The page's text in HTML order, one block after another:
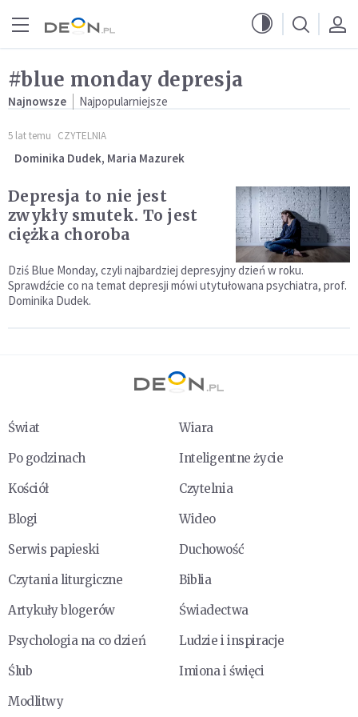
#blue monday depresja
Najnowsze Najpopularniejsze
5 lat temu CZYTELNIA
Dominika Dudek, Maria Mazurek
Depresja to nie jest
zwykły smutek. To jest
ciężka choroba
Dziś Blue Monday, czyli najbardziej depresyjny dzień w roku.
Sprawdźcie co na temat depresji mówi utytułowana psychiatra, prof.
Dominika Dudek.
Świat
Wiara
Po godzinach
Inteligentne życie
Kościół
Czytelnia
Blogi
Wideo
Serwis papieski
Duchowość
Czytania liturgiczne
Biblia
Artykuły blogerów
Świadectwa
Psychologia na co dzień
Ludzie i inspiracje
Ślub
Imiona i święci
Modlitwy